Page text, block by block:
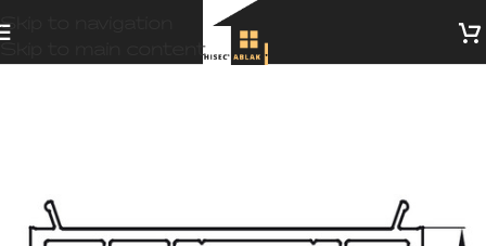
Skip to navigation
Skip to main content